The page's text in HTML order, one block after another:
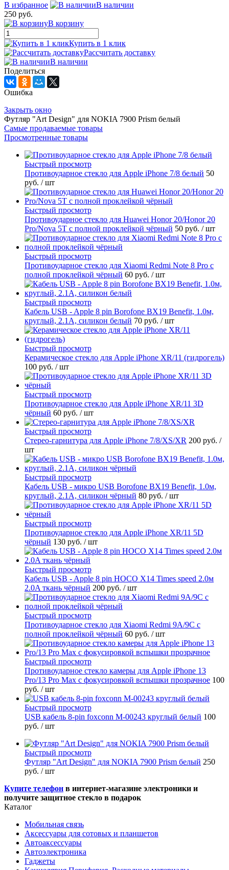
В избранное
В наличии
250 руб.
В корзину
Купить в 1 клик
Рассчитать доставку
В наличии
Поделиться
Ошибка
Закрыть окно
Футляр "Art Design" для NOKIA 7900 Prism белый
Самые продаваемые товары
Просмотренные товары
Быстрый просмотр
Противоударное стекло для Apple iPhone 7/8 белый 50
руб. / шт
Быстрый просмотр
Противоударное стекло для Huawei Honor 20/Honor 20
Pro/Nova 5T с полной проклейкой чёрный 50 руб. / шт
Быстрый просмотр
Противоударное стекло для Xiaomi Redmi Note 8 Pro с
полной проклейкой чёрный 60 руб. / шт
Быстрый просмотр
Кабель USB - Apple 8 pin Borofone BX19 Benefit, 1.0м,
круглый, 2.1A, силикон белый 70 руб. / шт
Быстрый просмотр
Керамическое стекло для Apple iPhone XR/11 (гидрогель)
100 руб. / шт
Быстрый просмотр
Противоударное стекло для Apple iPhone XR/11 3D
чёрный 60 руб. / шт
Быстрый просмотр
Стерео-гарнитура для Apple iPhone 7/8/XS/XR 200 руб. /
шт
Быстрый просмотр
Кабель USB - микро USB Borofone BX19 Benefit, 1.0м,
круглый, 2.1A, силикон чёрный 80 руб. / шт
Быстрый просмотр
Противоударное стекло для Apple iPhone XR/11 5D
чёрный 130 руб. / шт
Быстрый просмотр
Кабель USB - Apple 8 pin HOCO X14 Times speed 2.0м
2.0A ткань чёрный 200 руб. / шт
Быстрый просмотр
Противоударное стекло для Xiaomi Redmi 9A/9C с
полной проклейкой чёрный 60 руб. / шт
Быстрый просмотр
Противоударное стекло камеры для Apple iPhone 13
Pro/13 Pro Max с фокусировкой вспышки прозрачное 100
руб. / шт
Быстрый просмотр
USB кабель 8-pin foxconn M-00243 круглый белый 100
руб. / шт
Быстрый просмотр
Футляр "Art Design" для NOKIA 7900 Prism белый 250
руб. / шт
Купите телефон в интернет-магазине электроники и
получите защитное стекло в подарок
Каталог
Мобильная связь
Аксессуары для сотовых и планшетов
Автоаксессуары
Автоэлектроника
Гаджеты